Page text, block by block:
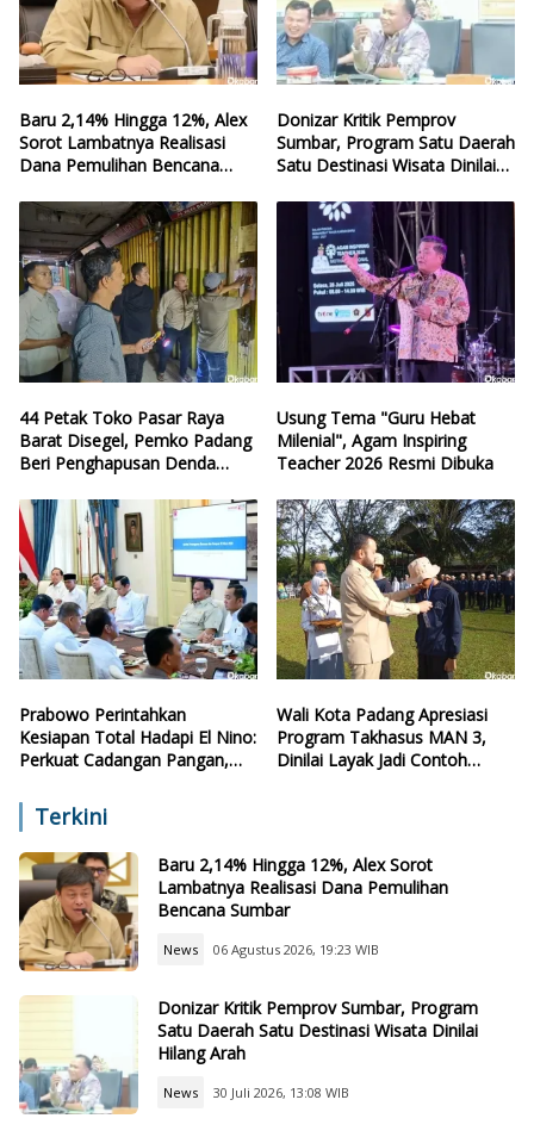
Baru 2,14% Hingga 12%, Alex
Sorot Lambatnya Realisasi
Dana Pemulihan Bencana
Donizar Kritik Pemprov
Sumbar, Program Satu Daerah
Satu Destinasi Wisata Dinilai
44 Petak Toko Pasar Raya
Barat Disegel, Pemko Padang
Beri Penghapusan Denda
Usung Tema "Guru Hebat
Milenial", Agam Inspiring
Teacher 2026 Resmi Dibuka
Prabowo Perintahkan
Kesiapan Total Hadapi El Nino:
Perkuat Cadangan Pangan,
Wali Kota Padang Apresiasi
Program Takhasus MAN 3,
Dinilai Layak Jadi Contoh
Terkini
Baru 2,14% Hingga 12%, Alex Sorot
Lambatnya Realisasi Dana Pemulihan
Bencana Sumbar
News 06 Agustus 2026, 19:23 WIB
Donizar Kritik Pemprov Sumbar, Program
Satu Daerah Satu Destinasi Wisata Dinilai
Hilang Arah
News 30 Juli 2026, 13:08 WIB